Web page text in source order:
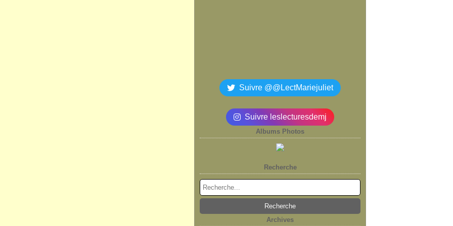
Suivre @@LectMariejuliet
Suivre leslecturesdemj
Albums Photos
Recherche
Archives